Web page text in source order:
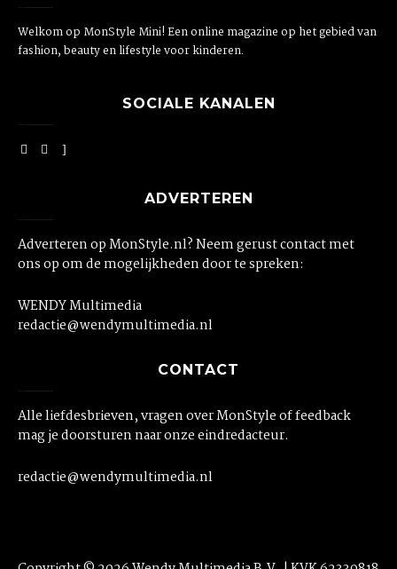
Welkom op MonStyle Mini! Een online magazine op het gebied van
fashion, beauty en lifestyle voor kinderen.
SOCIALE KANALEN
ADVERTEREN
Adverteren op MonStyle.nl? Neem gerust contact met
ons op om de mogelijkheden door te spreken:
WENDY Multimedia
redactie@wendymultimedia.nl
CONTACT
Alle liefdesbrieven, vragen over MonStyle of feedback
mag je doorsturen naar onze eindredacteur.
redactie@wendymultimedia.nl